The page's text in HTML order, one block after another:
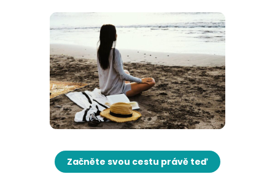
Začněte svou cestu právě teď